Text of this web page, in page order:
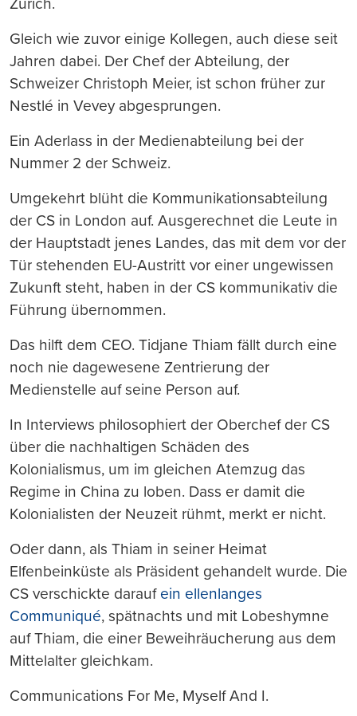
Gleich wie zuvor einige Kollegen, auch diese seit
Jahren dabei. Der Chef der Abteilung, der
Schweizer Christoph Meier, ist schon früher zur
Nestlé in Vevey abgesprungen.
Ein Aderlass in der Medienabteilung bei der
Nummer 2 der Schweiz.
Umgekehrt blüht die Kommunikationsabteilung
der CS in London auf. Ausgerechnet die Leute in
der Hauptstadt jenes Landes, das mit dem vor der
Tür stehenden EU-Austritt vor einer ungewissen
Zukunft steht, haben in der CS kommunikativ die
Führung übernommen.
Das hilft dem CEO. Tidjane Thiam fällt durch eine
noch nie dagewesene Zentrierung der
Medienstelle auf seine Person auf.
In Interviews philosophiert der Oberchef der CS
über die nachhaltigen Schäden des
Kolonialismus, um im gleichen Atemzug das
Regime in China zu loben. Dass er damit die
Kolonialisten der Neuzeit rühmt, merkt er nicht.
Oder dann, als Thiam in seiner Heimat
Elfenbeinküste als Präsident gehandelt wurde. Die
CS verschickte darauf ein ellenlanges
Communiqué, spätnachts und mit Lobeshymne
auf Thiam, die einer Beweihräucherung aus dem
Mittelalter gleichkam.
Communications For Me, Myself And I.